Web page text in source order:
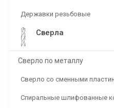
Державки резьбовые
Сверла
Сверло по металлу
Сверло со сменными
Спиральные шлифованные